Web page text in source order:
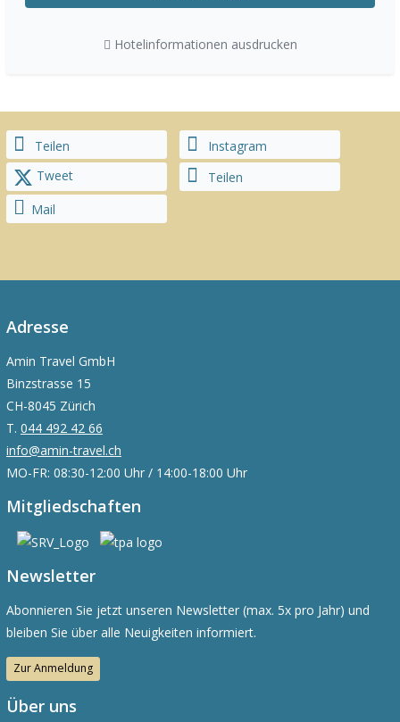
Hotelinformationen ausdrucken
Teilen
Instagram
Tweet
Teilen
Mail
Adresse
Amin Travel GmbH
Binzstrasse 15
CH-8045 Zürich
T. 044 492 42 66
info@amin-travel.ch
MO-FR: 08:30-12:00 Uhr / 14:00-18:00 Uhr
Mitgliedschaften
Newsletter
Abonnieren Sie jetzt unseren Newsletter (max. 5x pro Jahr) und
bleiben Sie über alle Neuigkeiten informiert.
Zur Anmeldung
Über uns